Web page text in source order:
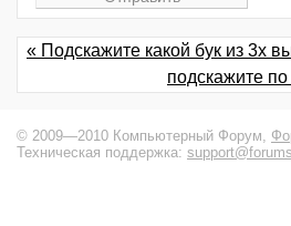
« Подскажите какой бук из 3х
подскажите
© 2009—2010 Компьютерный Форум,
Техническая поддержка: